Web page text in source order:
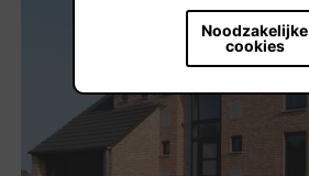
Noodzakelijke
cookies